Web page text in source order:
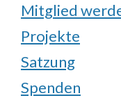
Mitglied
Projekte
Satzung
Spenden